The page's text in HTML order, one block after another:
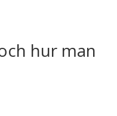
hur man